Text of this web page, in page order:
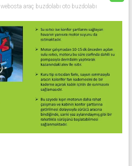
webosta araç buzdolabı oto buzdolabı